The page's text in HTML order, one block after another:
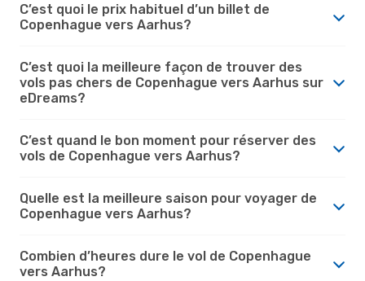
C’est quoi le prix habituel d’un billet de
Copenhague vers Aarhus?
C’est quoi la meilleure façon de trouver des
vols pas chers de Copenhague vers Aarhus sur
eDreams?
C’est quand le bon moment pour réserver des
vols de Copenhague vers Aarhus?
Quelle est la meilleure saison pour voyager de
Copenhague vers Aarhus?
Combien d’heures dure le vol de Copenhague
vers Aarhus?